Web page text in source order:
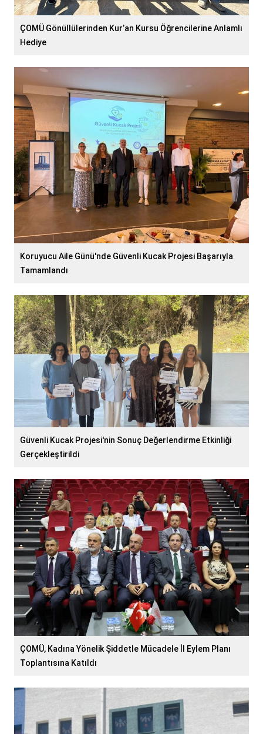
ÇOMÜ Gönüllülerinden Kur’an Kursu Öğrencilerine Anlamlı
Hediye
Koruyucu Aile Günü'nde Güvenli Kucak Projesi Başarıyla
Tamamlandı
Güvenli Kucak Projesi'nin Sonuç Değerlendirme Etkinliği
Gerçekleştirildi
ÇOMÜ, Kadına Yönelik Şiddetle Mücadele İl Eylem Planı
Toplantısına Katıldı